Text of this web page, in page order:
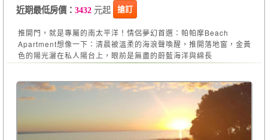
近期最低房價： 3432元起 搶訂
推開門，就是專屬的南太平洋！情侶夢幻首選：帕帕摩Beach
Apartment想像一下：清晨被溫柔的海浪聲喚醒，推開落地窗，金黃
色的陽光灑在私人陽台上，眼前是無盡的蔚藍海洋與綿長